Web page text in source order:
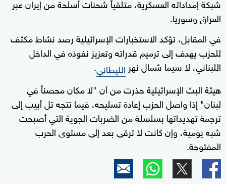
شبكة إمداداته العسكرية، متلقياً شحنات أسلحة من إيران عبر
العراق وسوريا.
في المقابل، تؤكد الاستخبارات الإسرائيلية رصد نشاط مكثف
للحزب يهدف إلى ترميم قدراته وتعزيز نفوذه في الداخل
اللبناني، لا سيما شمال نهر الليطاني.
هيئة البث الإسرائيلية حذرت من أن "لا مكان محصناً في
لبنان" إذا واصل الحزب إعادة تسليحه، فيما تتجه تل أبيب إلى
ترجمة تهديداتها بسلسلة من الضربات الجوية التي أصبحت
شبه يومية، وإن كانت لا ترقى بعد إلى مستوى الحرب
المفتوحة.